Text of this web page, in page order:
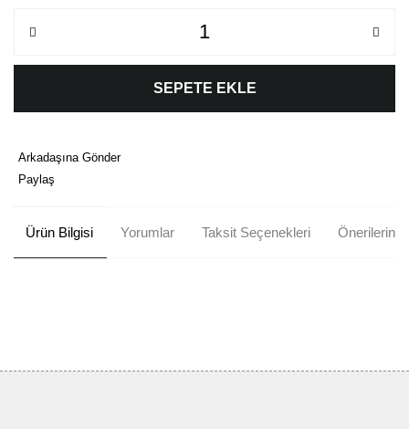
SEPETE EKLE
Arkadaşına Gönder
Paylaş
Ürün Bilgisi Yorumlar Taksit Seçenekleri Önerileriniz